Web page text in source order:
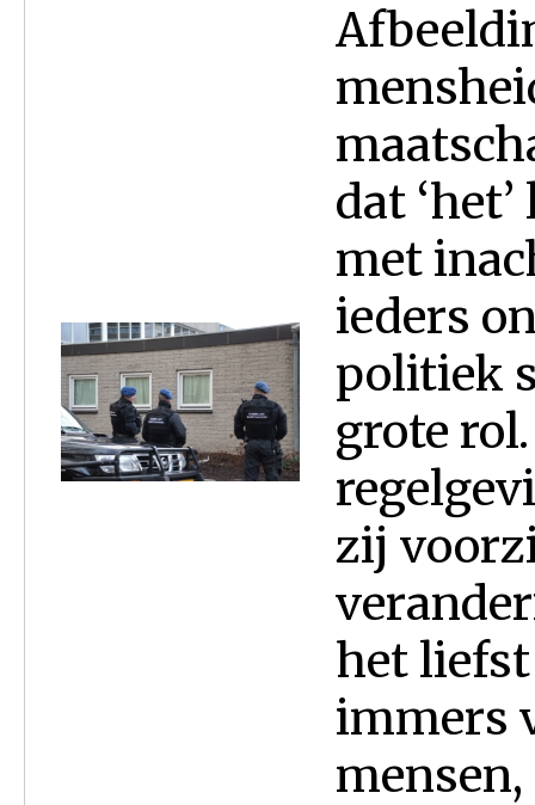
dat
met
ieders
politiek
grote
zij
het liefst
immers
mensen,